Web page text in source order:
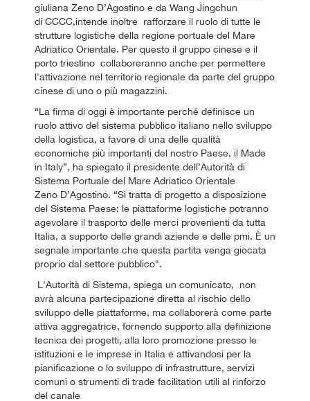
giuliana Zeno D’Agostino e da Wang Jingchun
di CCCC,intende inoltre rafforzare il ruolo di tutte le
strutture logistiche della regione portuale del Mare
Adriatico Orientale. Per questo il gruppo cinese e il
porto triestino collaboreranno anche per permettere
l'attivazione nel territorio regionale da parte del gruppo
cinese di uno o più magazzini.
“La firma di oggi è importante perché definisce un
ruolo attivo del sistema pubblico italiano nello sviluppo
della logistica, a favore di una delle qualità
economiche più importanti del nostro Paese, il Made
in Italy”, ha spiegato il presidente dell’Autorità di
Sistema Portuale del Mare Adriatico Orientale
Zeno D’Agostino. “Si tratta di progetto a disposizione
del Sistema Paese: le piattaforme logistiche potranno
agevolare il trasporto delle merci provenienti da tutta
Italia, a supporto delle grandi aziende e delle pmi. È un
segnale importante che questa partita venga giocata
proprio dal settore pubblico".
L'Autorità di Sistema, spiega un comunicato, non
avrà alcuna partecipazione diretta al rischio dello
sviluppo delle piattaforme, ma collaborerà come parte
attiva aggregatrice, fornendo supporto alla definizione
tecnica dei progetti, alla loro promozione presso le
istituzioni e le imprese in Italia e attivandosi per la
pianificazione o lo sviluppo di infrastrutture, servizi
comuni o strumenti di trade facilitation utili al rinforzo
del canale